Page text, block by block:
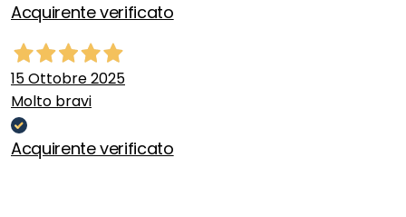
Acquirente verificato
15 Ottobre 2025
Molto bravi
Acquirente verificato